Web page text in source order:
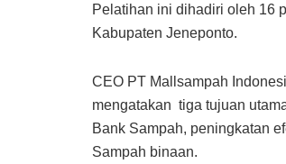
Pelatihan ini dihadiri oleh 16
Kabupaten Jeneponto.
CEO PT Mallsampah
mengatakan tiga tujuan
Bank Sampah, peningkatan
Sampah binaan.